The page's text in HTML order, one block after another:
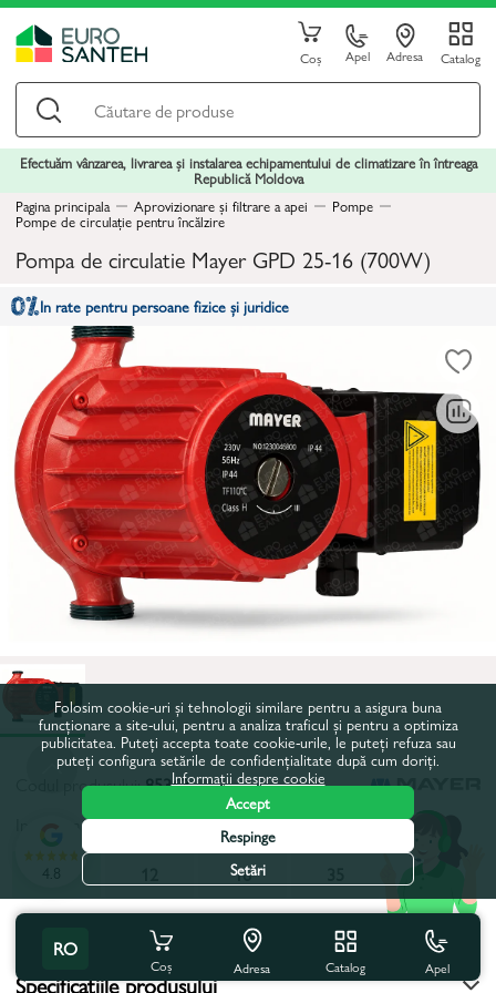
Coș Apel Adresa Catalog
Efectuăm vânzarea, livrarea și instalarea echipamentului de climatizare în întreaga
Republică Moldova
Pagina principala
Aprovizionare și filtrare a apei Pompe
Pompe de circulație pentru încălzire
Pompa de circulatie Mayer GPD 25-16 (700W)
In rate pentru persoane fizice și juridice
Codul produsului:85363
Inaltimea maxima de pompare, m:12
12
16
Toate caracteristicile
Specificațiile produsului
RO
Coș Adresa Catalog Apel
4.8
Folosim cookie-uri și tehnologii similare pentru a asigura buna
funcționare a site-ului, pentru a analiza traficul și pentru a optimiza
publicitatea. Puteți accepta toate cookie-urile, le puteți refuza sau
puteți configura setările de confidențialitate după cum doriți.
Informații despre cookie
Accept
Respinge
Setări